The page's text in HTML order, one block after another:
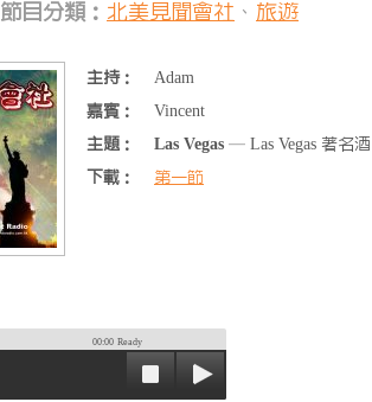
節目分類： 北美見聞會社 、 旅遊
主持：
Adam
嘉賓：
Vincent
主題：
Las Vegas — Las Vegas 著名
下載：
第一節
00:00 Ready